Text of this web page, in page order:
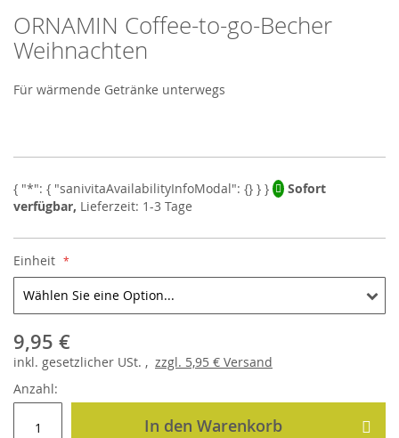
Skip
to
the
of
ORNAMIN Coffee-to-go-Becher
Weihnachten
Für wärmende Getränke unterwegs
Sofort
verfügbar, Lieferzeit: 1-3 Tage
Einheit
9,95 €
inkl. gesetzlicher USt. , zzgl. 5,95 € Versand
Anzahl:
In den Warenkorb